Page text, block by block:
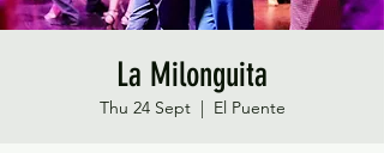
La Milonguita
Thu 24 Sept
  |
El Puente